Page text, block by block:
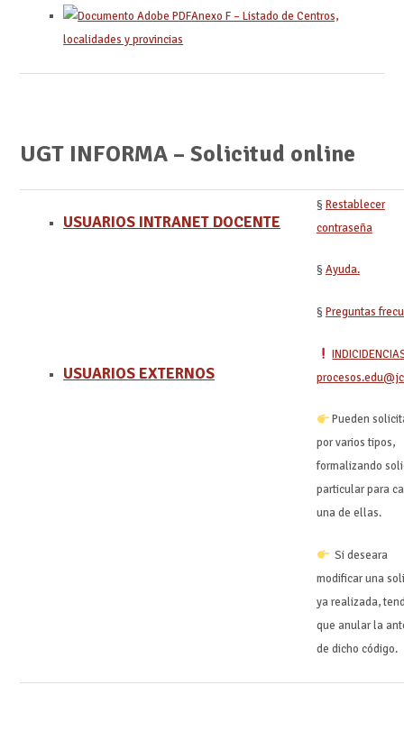
Anexo F – Listado de Centros,
localidades y provincias
UGT INFORMA – Solicitud online
USUARIOS INTRANET DOCENTE
USUARIOS EXTERNOS
§ Restablecer
contraseña
§ Ayuda.
§ Preguntas
Pueden
por varios tipos,
formalizando
particular para
una de ellas.
Si deseara
modificar una
ya realizada,
que anular la
de dicho código.